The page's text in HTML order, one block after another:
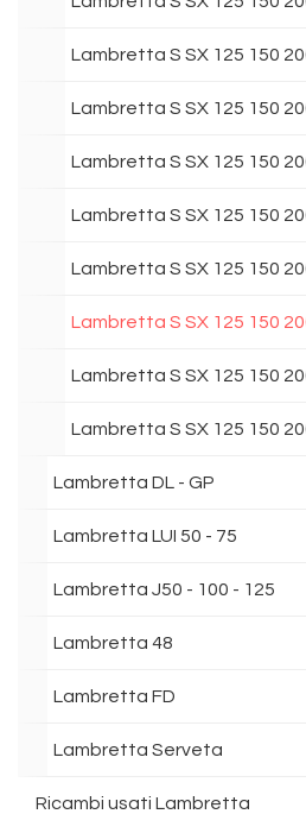
Lambretta S SX 125 150
Lambretta S SX 125 150
Lambretta S SX 125 150
Lambretta S SX 125 150
Lambretta S SX 125 150
Lambretta S SX 125 150
Lambretta S SX 125 150
Lambretta S SX 125 150
Lambretta DL - GP
Lambretta LUI 50 - 75
Lambretta J50 - 100 - 125
Lambretta 48
Lambretta FD
Lambretta Serveta
Ricambi usati Lambretta